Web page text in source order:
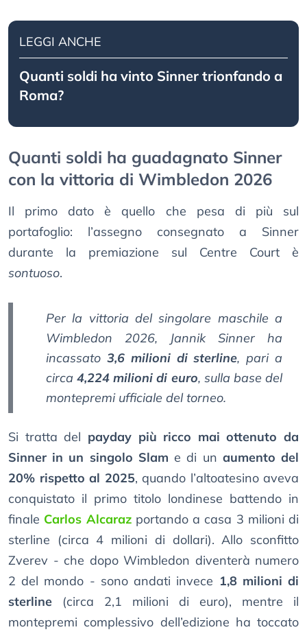
LEGGI ANCHE
Quanti soldi ha vinto Sinner trionfando a
Roma?
Quanti soldi ha guadagnato Sinner
con la vittoria di Wimbledon 2026
Il primo dato è quello che pesa di più sul
portafoglio: l’assegno consegnato a Sinner
durante la premiazione sul Centre Court è
sontuoso.
Per la vittoria del singolare maschile a
Wimbledon 2026, Jannik Sinner ha
incassato 3,6 milioni di sterline, pari a
circa4,224 milioni di euro, sulla base del
montepremi ufficiale del torneo.
Si tratta del payday più ricco mai ottenuto da
Sinner in un singolo Slam e di un aumento del
20% rispetto al 2025, quando l’altoatesino aveva
conquistato il primo titolo londinese battendo in
finale Carlos Alcarazportando a casa 3 milioni di
sterline (circa 4 milioni di dollari). Allo sconfitto
Zverev - che dopo Wimbledon diventerà numero
2 del mondo - sono andati invece 1,8 milioni di
sterline (circa 2,1 milioni di euro), mentre il
montepremi complessivo dell’edizione ha toccato